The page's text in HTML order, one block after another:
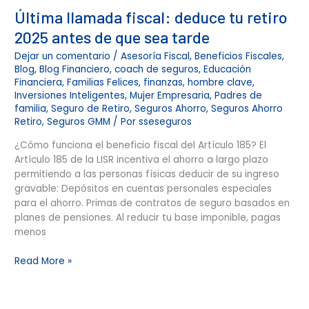
Última llamada fiscal: deduce tu retiro
2025 antes de que sea tarde
Dejar un comentario /Asesoría Fiscal,Beneficios Fiscales,
Blog,Blog Financiero,coach de seguros,Educación
Financiera,Familias Felices, finanzas,hombre clave,
Inversiones Inteligentes,Mujer Empresaria,Padres de
familia,Seguro de Retiro,Seguros Ahorro,Seguros Ahorro
Retiro,Seguros GMM / Porsseseguros
¿Cómo funciona el beneficio fiscal del Artículo 185? El
Artículo 185 de la LISR incentiva el ahorro a largo plazo
permitiendo a las personas físicas deducir de su ingreso
gravable: Depósitos en cuentas personales especiales
para el ahorro. Primas de contratos de seguro basados en
planes de pensiones. Al reducir tu base imponible, pagas
menos
Read More »